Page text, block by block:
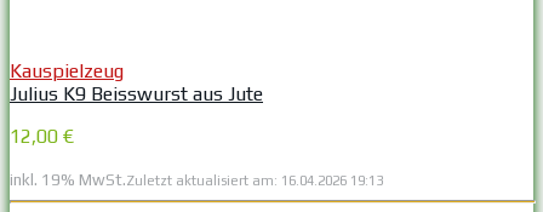
Kauspielzeug
Julius K9 Beisswurst aus Jute
12,00 €
inkl. 19% MwSt.Zuletzt aktualisiert am: 16.04.2026 19:13